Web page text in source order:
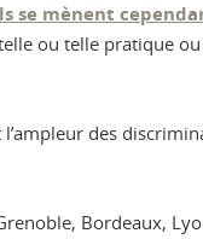
se mènent
ou telle pratique
des
Bordeaux,